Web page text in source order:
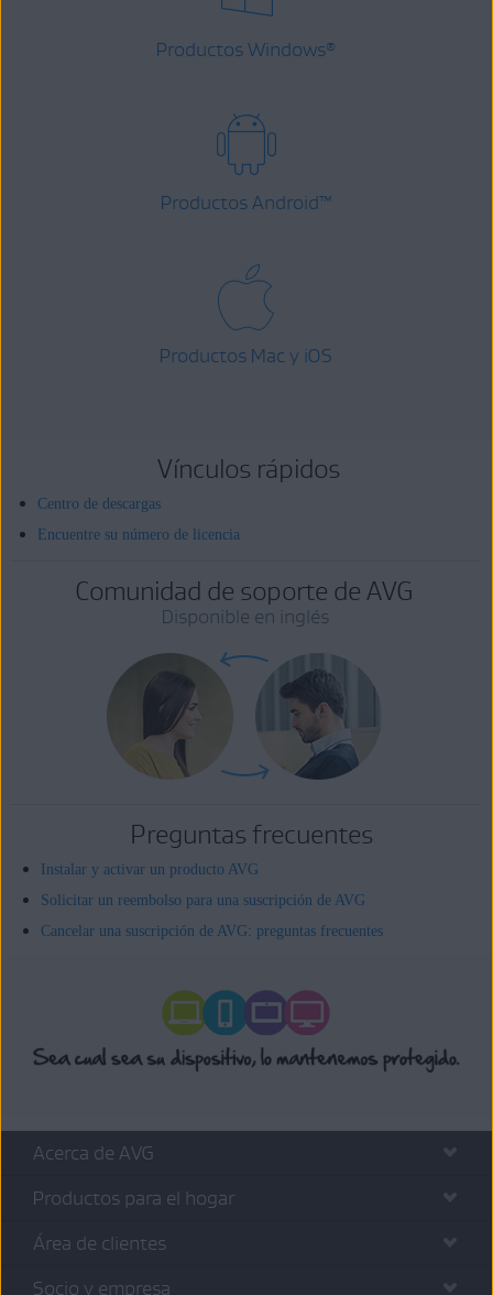
Productos Windows®
Productos Android™
Productos Mac y iOS
Vínculos rápidos
Centro de descargas
Encuentre su número de licencia
Comunidad de soporte de AVG
Disponible en inglés
Preguntas frecuentes
Instalar y activar un producto AVG
Solicitar un reembolso para una suscripción de AVG
Cancelar una suscripción de AVG: preguntas frecuentes
Acerca de AVG
Productos para el hogar
Área de clientes
Socio y empresa